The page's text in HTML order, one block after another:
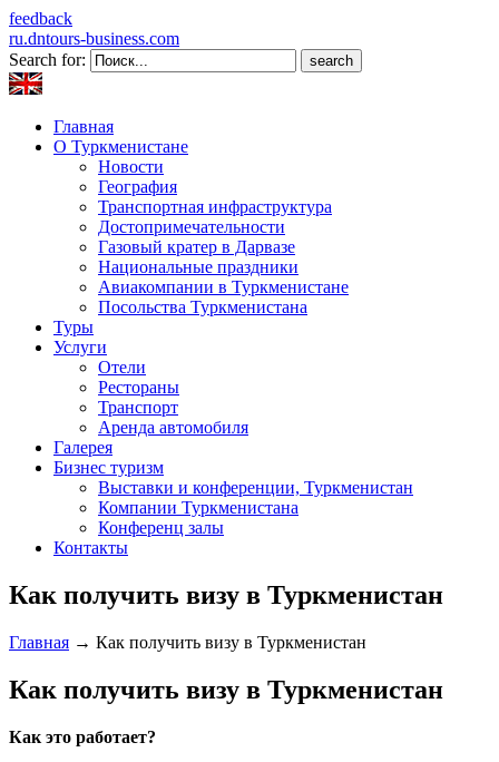
feedback
ru.dntours-business.com
Search for:
Главная
О Туркменистане
Новости
География
Транспортная инфраструктура
Достопримечательности
Газовый кратер в Дарвазе
Национальные праздники
Авиакомпании в Туркменистане
Посольства Туркменистана
Туры
Услуги
Отели
Рестораны
Транспорт
Аренда автомобиля
Галерея
Бизнес туризм
Выставки и конференции, Туркменистан
Компании Туркменистана
Конференц залы
Контакты
Как получить визу в Туркменистан
Главная → Как получить визу в Туркменистан
Как получить визу в Туркменистан
Как это работает?